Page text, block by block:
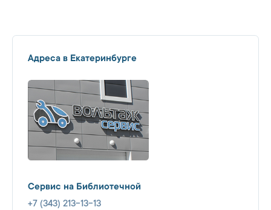
Адреса в Екатеринбурге
Сервис на Библиотечной
+7 (343) 213-13-13